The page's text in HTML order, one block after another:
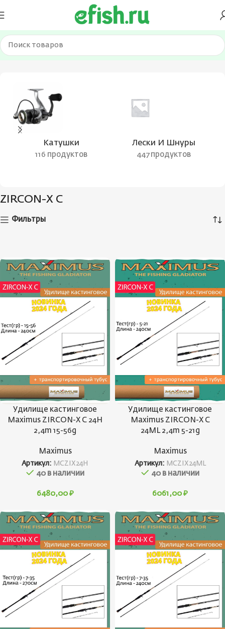
Главная Товары с меткой “ZIRCON-X C”
Катушки
116 продуктов
Лески И Шнуры
447 продуктов
ZIRCON-X C
Фильтры
Удилище кастинговое
Maximus ZIRCON-X C 24H
2,4m 15-56g
Maximus
Артикул: MCZIX24H
40 в наличии
6480,00 ₽
Удилище кастинговое
Maximus ZIRCON-X C
24ML 2,4m 5-21g
Maximus
Артикул: MCZIX24ML
40 в наличии
6061,00 ₽